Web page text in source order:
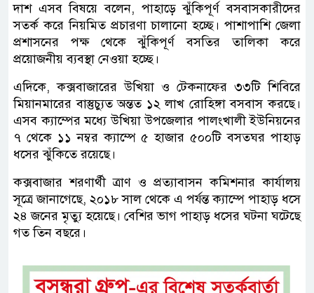
দাশ এসব বিষয়ে বলেন, পাহাড়ে ঝুঁকিপূর্ণ বসবাসকারীদের
সতর্ক করে নিয়মিত প্রচারণা চালানো হচ্ছে। পাশাপাশি জেলা
প্রশাসনের পক্ষ থেকে ঝুঁকিপূর্ণ বসতির তালিকা করে
প্রয়োজনীয় ব্যবস্থা নেওয়া হচ্ছে।
এদিকে, কক্সবাজারের উখিয়া ও টেকনাফের ৩৩টি শিবিরে
মিয়ানমারের বাস্তুচ্যুত অন্তত ১২ লাখ রোহিঙ্গা বসবাস করছে।
এসব ক্যাম্পের মধ্যে উখিয়া উপজেলার পালংখালী ইউনিয়নের
৭ থেকে ১১ নম্বর ক্যাম্পে ৫ হাজার ৫০০টি বসতঘর পাহাড়
ধসের ঝুঁকিতে রয়েছে।
কক্সবাজার শরণার্থী ত্রাণ ও প্রত্যাবাসন কমিশনার কার্যালয়
সূত্রে জানাগেছে, ২০১৮ সাল থেকে এ পর্যন্ত ক্যাম্পে পাহাড় ধসে
২৪ জনের মৃত্যু হয়েছে। বেশির ভাগ পাহাড় ধসের ঘটনা ঘটেছে
গত তিন বছরে।